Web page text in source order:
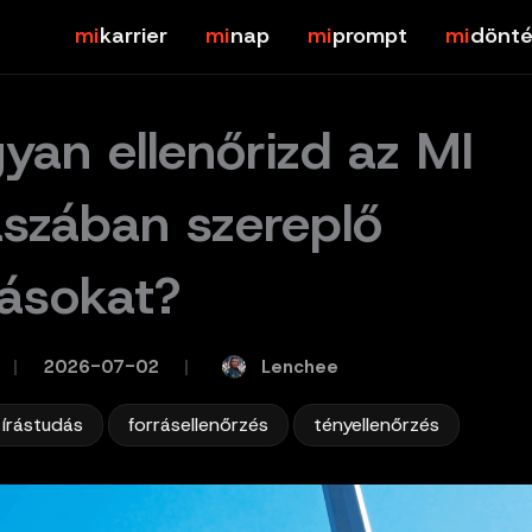
karrier nap prompt
ellenőrizd az MI
szereplő
2026-07-02 Lenchee
forrásellenőrzés tényellenőrzés